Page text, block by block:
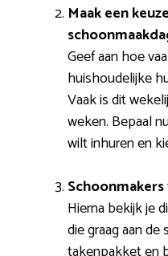
Maak een
Geef aan hoe
huishoudelijke
Vaak is dit
weken. Bepaal
wilt inhuren en
Hierna bekijk je
die graag aan de